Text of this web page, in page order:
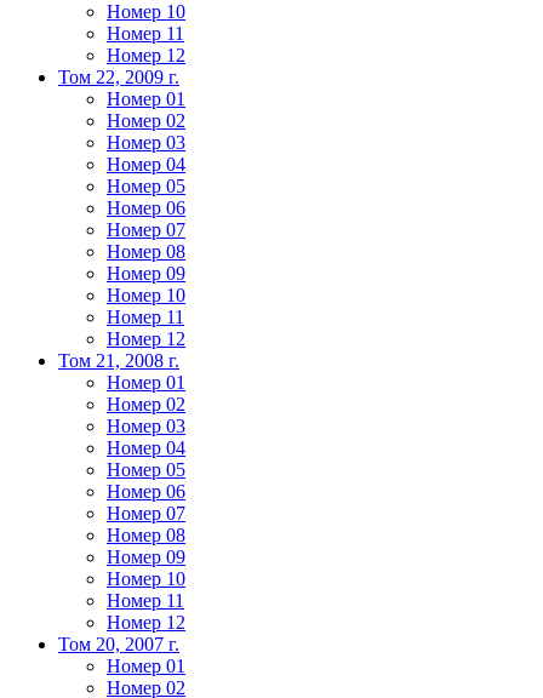
Номер 10
Номер 11
Номер 12
Том 22, 2009 г.
Номер 01
Номер 02
Номер 03
Номер 04
Номер 05
Номер 06
Номер 07
Номер 08
Номер 09
Номер 10
Номер 11
Номер 12
Том 21, 2008 г.
Номер 01
Номер 02
Номер 03
Номер 04
Номер 05
Номер 06
Номер 07
Номер 08
Номер 09
Номер 10
Номер 11
Номер 12
Том 20, 2007 г.
Номер 01
Номер 02